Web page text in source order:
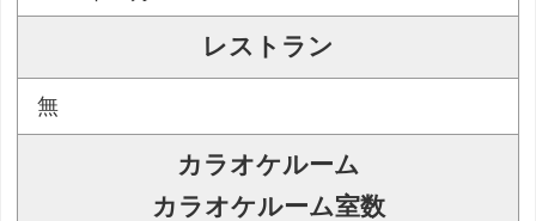
レストラン
無
カラオケルーム
カラオケルーム室数